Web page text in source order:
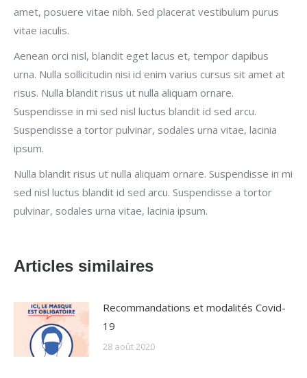
amet, posuere vitae nibh. Sed placerat vestibulum purus
vitae iaculis.
Aenean orci nisl, blandit eget lacus et, tempor dapibus
urna. Nulla sollicitudin nisi id enim varius cursus sit amet at
risus. Nulla blandit risus ut nulla aliquam ornare.
Suspendisse in mi sed nisl luctus blandit id sed arcu.
Suspendisse a tortor pulvinar, sodales urna vitae, lacinia
ipsum.
Nulla blandit risus ut nulla aliquam ornare. Suspendisse in mi
sed nisl luctus blandit id sed arcu. Suspendisse a tortor
pulvinar, sodales urna vitae, lacinia ipsum.
Articles similaires
Recommandations et modalités Covid-
19
28 août 2020